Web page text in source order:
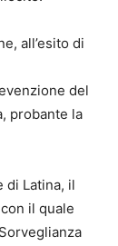
all’esito di
del
probante la
di Latina, il
il quale